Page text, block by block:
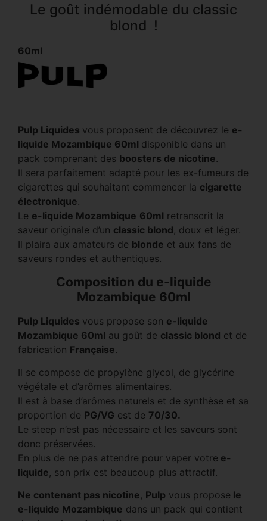
Le goût indémodable du classic
blond !
60ml
Pulp Liquides vous proposent de découvrez le e-
liquide Mozambique 60ml disponible dans un
pack comprenant des boosters de nicotine.
Il sera parfaitement adapté pour les ex-fumeurs de
cigarettes qui souhaitant commencer la cigarette
électronique.
Le e-liquide Mozambique 60ml retranscrit la
saveur originale d’un classic blond, doux et léger.
Il plaira aux amateurs de blonde et aux fans de
saveurs rondes et authentiques.
Composition du e-liquide
Mozambique 60ml
Pulp Liquides vous propose son e-liquide
Mozambique 60ml au goût de classic blond et de
fabrication Française.
Il se compose de propylène glycol, de glycérine
végétale et d’arômes alimentaires.
Il est à base d’arômes naturels et de synthèse et sa
proportion de PG/VG est de 70/30.
Le steep n’est pas nécessaire et les saveurs sont
donc préservées.
En plus de ne pas attendre pour vaper votre e-
liquide, son prix est beaucoup plus attractif.
Ne contenant pas nicotine, Pulp vous propose le
e-liquide Mozambique dans un pack qui contient